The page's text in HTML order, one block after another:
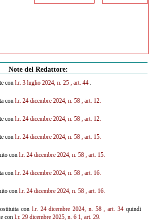
Note del Redattore:
con l.r. 3 luglio 2024, n. 25 , art. 44.
con l.r. 24 dicembre 2024, n. 58 , art. 12.
con l.r. 24 dicembre 2024, n. 58 , art. 12.
con l.r. 24 dicembre 2024, n. 58 , art. 15.
con l.r. 24 dicembre 2024, n. 58 , art. 15.
con l.r. 24 dicembre 2024, n. 58 , art. 16.
con l.r. 24 dicembre 2024, n. 58 , art. 16.
con l.r. 24 dicembre 2024, n. 58 , art. 34 quindi
con l.r. 29 dicembre 2025, n. 6 1, art. 29.